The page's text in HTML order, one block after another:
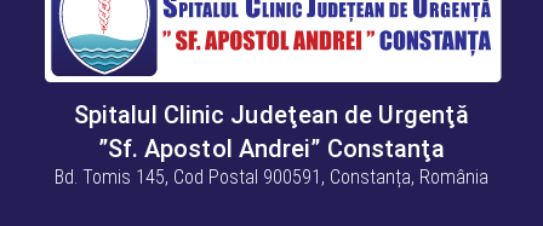
Spitalul Clinic Judeţean de Urgenţă
”Sf. Apostol Andrei” Constanţa
Bd. Tomis 145, Cod Postal 900591, Constanța, România